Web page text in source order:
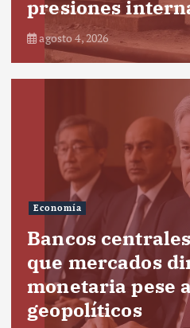
presiones
agosto 4, 2026
Economía
Bancos
que mercados
monetaria pese
geopolíticos